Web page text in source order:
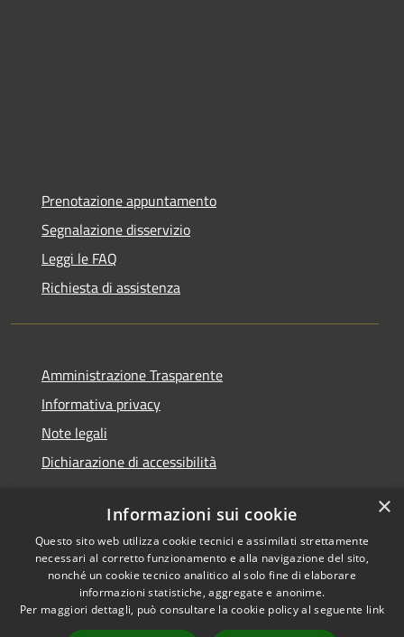
Prenotazione appuntamento
Segnalazione disservizio
Leggi le FAQ
Richiesta di assistenza
Amministrazione Trasparente
Informativa privacy
Note legali
Dichiarazione di accessibilità
RSS
Accessibilità
Cookie
Copyright © 2026 • Comune di
Castelfranci • Powered by
Municipium•Accesso
redazione
×
Informazioni sui cookie
Questo sito web utilizza cookie tecnici e assimilati strettamente
necessari al corretto funzionamento e alla navigazione del sito,
nonché un cookie tecnico analitico al solo fine di elaborare
informazioni statistiche, aggregate e anonime.
Per maggiori dettagli, può consultare la cookie policy al seguente link